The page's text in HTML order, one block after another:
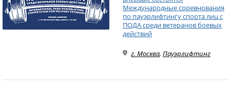
Международные соревнования
по пауэрлифтингу спорта лиц с
ПОДА среди ветеранов боевых
действий
г. Москва, Пауэрлифтинг